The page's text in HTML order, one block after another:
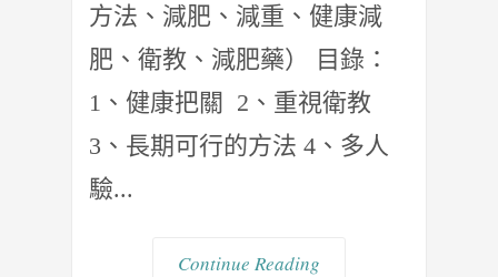
方法、減肥、減重、健康減
肥、衛教、減肥藥） 目錄：
1、健康把關 2、重視衛教
3、長期可行的方法 4、多人
驗...
Continue Reading